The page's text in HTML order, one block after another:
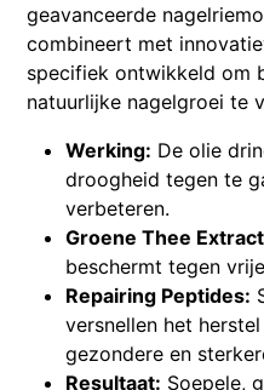
geavanceerde
combineert met
specifiek ontwikkeld om
natuurlijke nagelgroei te
Werking: De olie
droogheid tegen te
verbeteren.
Groene Thee
beschermt tegen
Repairing Peptides:
versnellen het
gezondere en
Resultaat: Soepele,